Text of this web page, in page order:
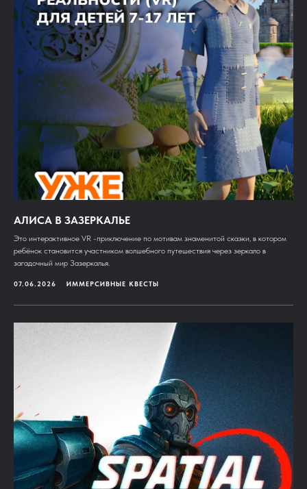
АЛИСА В ЗАЗЕРКАЛЬЕ
Это интерактивное VR -приключение по мотивам знаменитой сказки, в котором
ребёнок становится участником волшебного путешествия через зеркало в
загадочный мир Зазеркалья.
07.06.2026 ИММЕРСИВНЫЕ КВЕСТЫ